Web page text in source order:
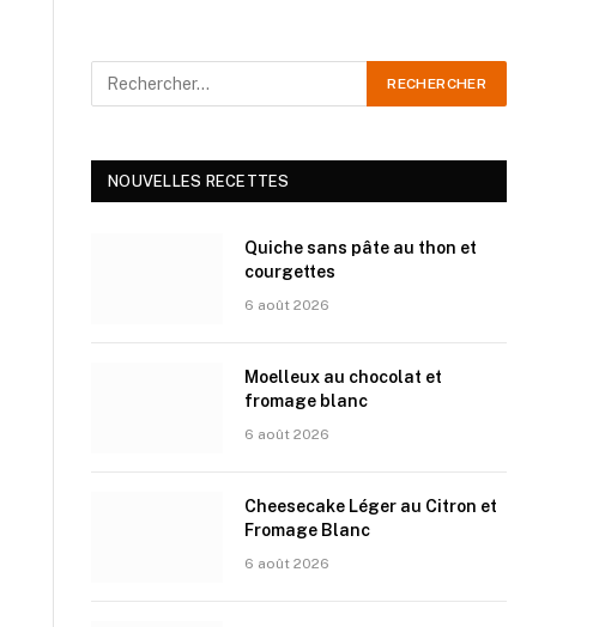
NOUVELLES RECETTES
Quiche sans pâte au thon et
courgettes
6 août 2026
Moelleux au chocolat et
fromage blanc
6 août 2026
Cheesecake Léger au Citron et
Fromage Blanc
6 août 2026